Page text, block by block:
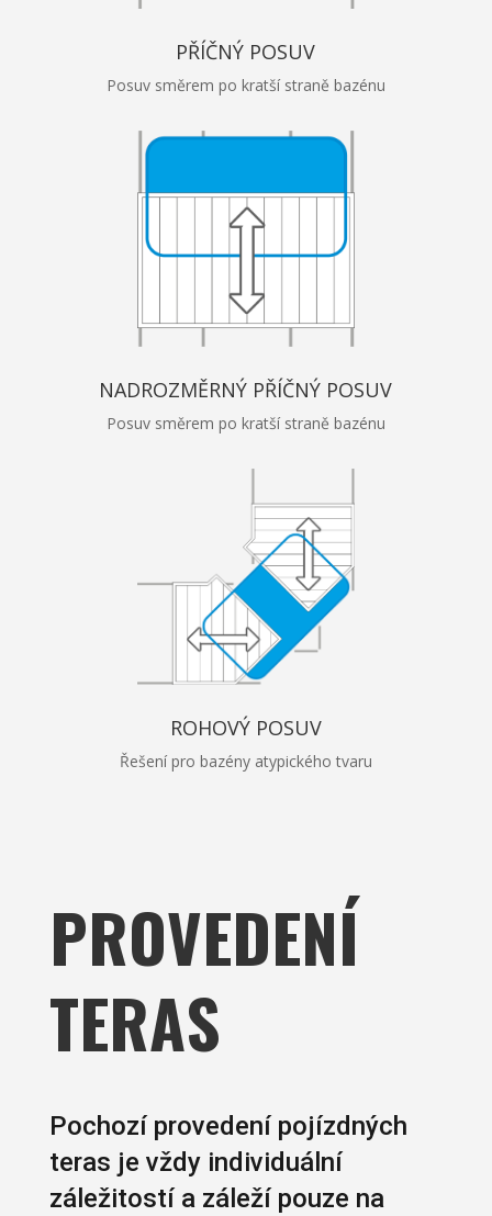
PŘÍČNÝ POSUV
Posuv směrem po kratší straně bazénu
NADROZMĚRNÝ PŘÍČNÝ POSUV
Posuv směrem po kratší straně bazénu
ROHOVÝ POSUV
Řešení pro bazény atypického tvaru
PROVEDENÍ
TERAS
Pochozí provedení pojízdných
teras je vždy individuální
záležitostí a záleží pouze na